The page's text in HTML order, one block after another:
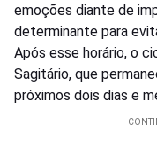
emoções diante de
determinante para
Após esse horário, o
Sagitário, que
próximos dois dias e